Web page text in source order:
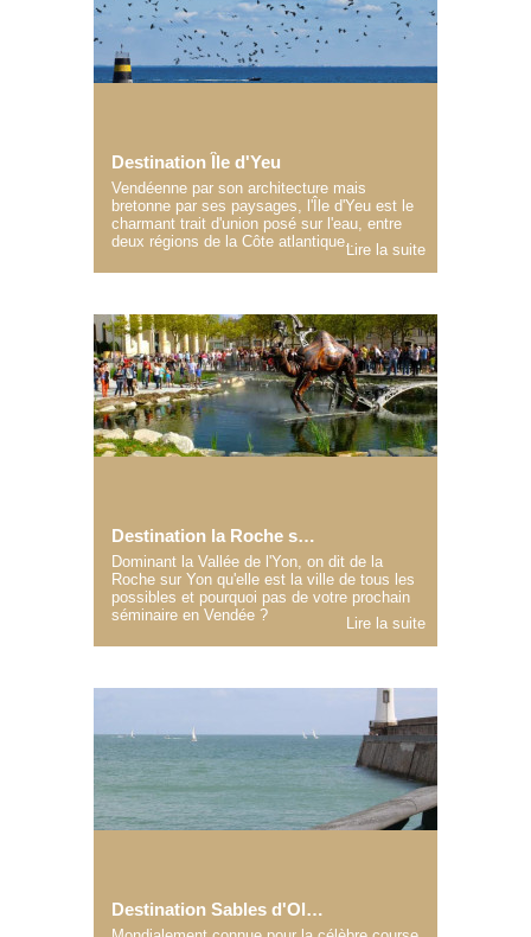
Destination Île d'Yeu
Vendéenne par son architecture mais
bretonne par ses paysages, l'Île d'Yeu est le
charmant trait d'union posé sur l'eau, entre
deux régions de la Côte atlantique..Lire la suite
Destination la Roche sur Yon
Dominant la Vallée de l'Yon, on dit de la
Roche sur Yon qu'elle est la ville de tous les
possibles et pourquoi pas de votre prochain
séminaire en Vendée ?
Lire la suite
Destination Sables d'Olonne